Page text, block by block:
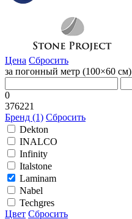
Цена Сбросить
за погонный метр (100×60 cм)
0
376221
Бренд (1) Сбросить
Dekton
INALCO
Infinity
Italstone
Laminam
Nabel
Techgres
Цвет Сбросить